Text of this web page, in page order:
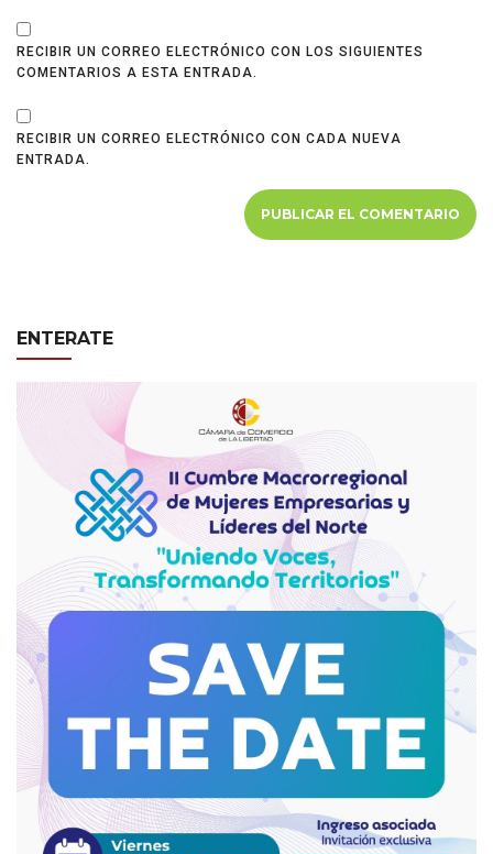
RECIBIR UN CORREO ELECTRÓNICO CON LOS SIGUIENTES
COMENTARIOS A ESTA ENTRADA.
RECIBIR UN CORREO ELECTRÓNICO CON CADA NUEVA
ENTRADA.
ENTERATE